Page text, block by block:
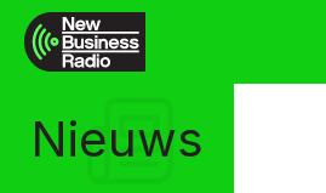
Nieuws